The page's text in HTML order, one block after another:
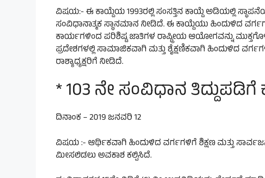
ವಿಷಯ:- ಈ ಕಾಯ್ದೆಯ 1993ರಲ್ಲಿ ಸಂಸತ್ತಿನ ಕಾಯ್ದೆ ಅಡಿಯಲ್ಲಿ
ಸಂವಿಧಾನಾತ್ಮಕ ಸ್ಥಾನಮಾನ ನೀಡಿದೆ. ಈ ಕಾಯ್ದೆಯು ಹಿಂದುಳಿದ
ಕಾರ್ಯಗಳಿಂದ ಪರಿಶಿಷ್ಟ ಜಾತಿಗಳ ರಾಷ್ಟ್ರೀಯ ಆಯೋಗವನ್ನು
ಪ್ರದೇಶಗಳಲ್ಲಿ ಸಾಮಾಜಿಕವಾಗಿ ಮತ್ತು ಶೈಕ್ಷಣಿಕವಾಗಿ ಹಿಂದುಳಿದ
ರಾಶ್ಯಾಧ್ಯಕ್ಷರಿಗೆ ನೀಡಿದೆ.
* 103 ನೇ ಸಂವಿಧಾನ ತಿದ್ದುಪಡಿಗೆ
ದಿನಾಂಕ – 2019 ಜನವರಿ 12
ವಿಷಯ :- ಆರ್ಥಿಕವಾಗಿ ಹಿಂದುಳಿದ ವರ್ಗಗಳಿಗೆ ಶಿಕ್ಷಣ ಮತ್ತು
ಮೀಸಲಿಡಲು ಅವಕಾಶ ಕಲ್ಪಿಸಿದೆ.